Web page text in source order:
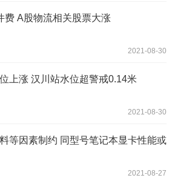
费 A股物流相关股票大涨
2021-08-30
上涨 汉川站水位超警戒0.14米
2021-08-30
等因素制约 同型号笔记本显卡性能或
2021-08-27